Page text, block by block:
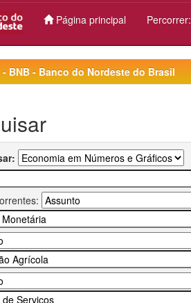
Página principal Percorrer:
- BNB - Banco do Nordeste do Brasil